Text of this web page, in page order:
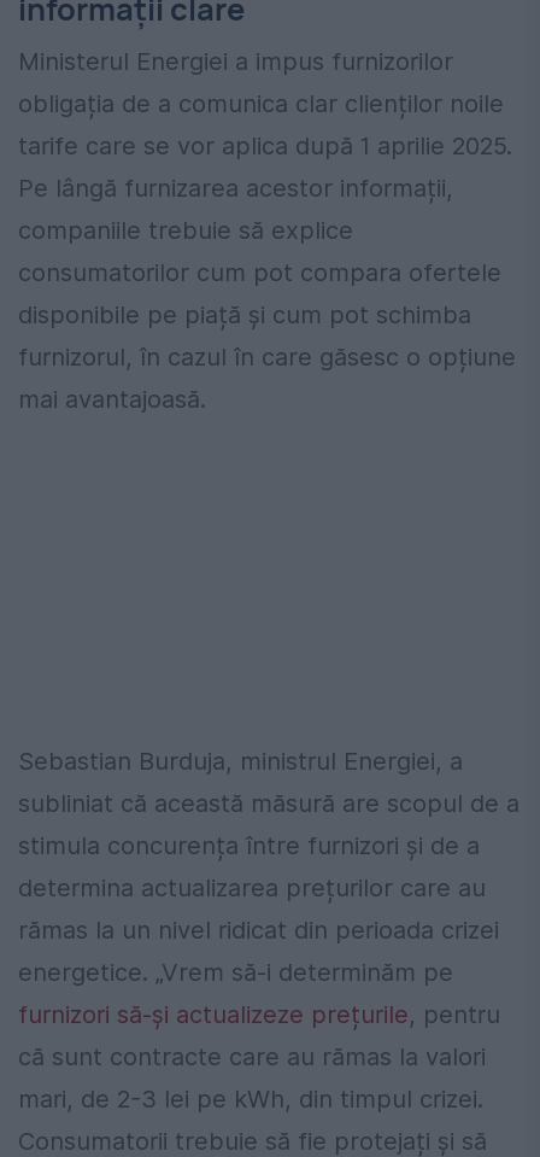
informații clare
Ministerul Energiei a impus furnizorilor
obligația de a comunica clar clienților noile
tarife care se vor aplica după 1 aprilie 2025.
Pe lângă furnizarea acestor informații,
companiile trebuie să explice
consumatorilor cum pot compara ofertele
disponibile pe piață și cum pot schimba
furnizorul, în cazul în care găsesc o opțiune
mai avantajoasă.
Sebastian Burduja, ministrul Energiei, a
subliniat că această măsură are scopul de a
stimula concurența între furnizori și de a
determina actualizarea prețurilor care au
rămas la un nivel ridicat din perioada crizei
energetice. „Vrem să-i determinăm pe
furnizori să-și actualizeze prețurile, pentru
că sunt contracte care au rămas la valori
mari, de 2-3 lei pe kWh, din timpul crizei.
Consumatorii trebuie să fie protejați și să